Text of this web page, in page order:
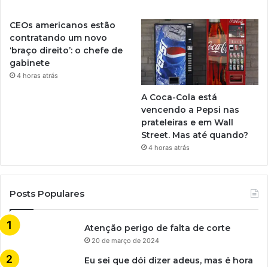
CEOs americanos estão
contratando um novo
‘braço direito’: o chefe de
gabinete
4 horas atrás
A Coca-Cola está
vencendo a Pepsi nas
prateleiras e em Wall
Street. Mas até quando?
4 horas atrás
Posts Populares
Atenção perigo de falta de corte
20 de março de 2024
Eu sei que dói dizer adeus, mas é hora